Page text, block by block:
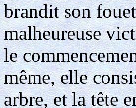
brandit son
malheureuse
le
même, elle
arbre, et la tête